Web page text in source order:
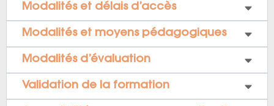
Modalités et délais d’accès
Modalités et moyens pédagogiques
Modalités d’évaluation
Validation de la formation